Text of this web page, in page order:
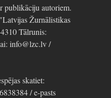
publikāciju autoriem.
Žurnālistikas
Tālrunis:
info@lzc.lv /
skatiet:
/ e-pasts